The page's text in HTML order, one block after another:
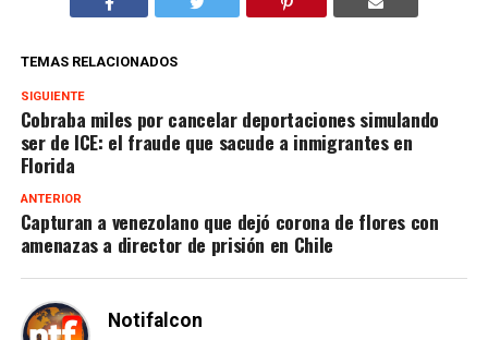
TEMAS RELACIONADOS
SIGUIENTE
Cobraba miles por cancelar deportaciones simulando
ser de ICE: el fraude que sacude a inmigrantes en
Florida
ANTERIOR
Capturan a venezolano que dejó corona de flores con
amenazas a director de prisión en Chile
Notifalcon